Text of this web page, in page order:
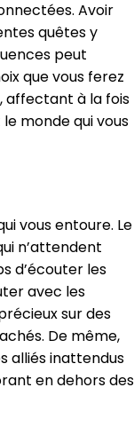
Avoir
quêtes y
peut
que vous ferez
affectant à la fois
monde qui vous
vous entoure. Le
n’attendent
d’écouter les
avec les
sur des
De même,
alliés inattendus
en dehors des